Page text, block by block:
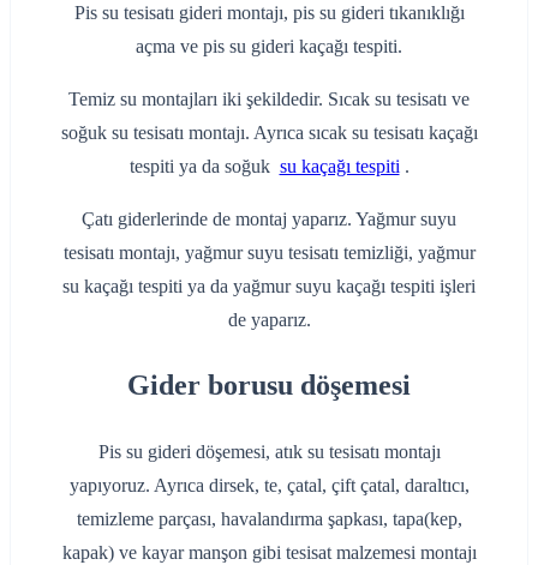
Pis su tesisatı gideri montajı, pis su gideri tıkanıklığı
açma ve pis su gideri kaçağı tespiti.
Temiz su montajları iki şekildedir. Sıcak su tesisatı ve
soğuk su tesisatı montajı. Ayrıca sıcak su tesisatı kaçağı
tespiti ya da soğuk su kaçağı tespiti .
Çatı giderlerinde de montaj yaparız. Yağmur suyu
tesisatı montajı, yağmur suyu tesisatı temizliği, yağmur
su kaçağı tespiti ya da yağmur suyu kaçağı tespiti işleri
de yaparız.
Gider borusu döşemesi
Pis su gideri döşemesi, atık su tesisatı montajı
yapıyoruz. Ayrıca dirsek, te, çatal, çift çatal, daraltıcı,
temizleme parçası, havalandırma şapkası, tapa(kep,
kapak) ve kayar manşon gibi tesisat malzemesi montajı